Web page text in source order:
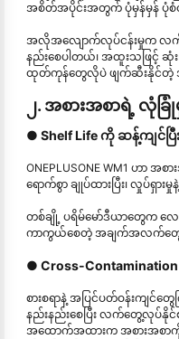
အစိတ်အပိုင်းအတွက် ပုံမှန်မှန် ပုံစံ
အလိုအလျောက်လုပ်ငန်းမှုက လက်လု
နည်းစေပါတယ်၊ အထူးသဖြင့်
ထုတ်ကုန်တွေလိုပဲ ဖျက်ဆီးနိုင်တဲ့
၂. အစားအစာရဲ့ လုံခြုံ
● Shelf Life ကို ဆန့်ကျင်ပြီ
ONEPLUSONE WM1 ဟာ အ
ရောက်စွာ ချုပ်ထားပြီး၊ လှုပ်ရှ
တစ်ချို့ ပရိမ်မော်ဒီယာတွေက လေ
ကာကွယ်စေတဲ့ အချက်အလက်တွ
● Cross-Contamination
စားစရာနဲ့ အပြင်ပတ်ဝန်းကျ
နည်းနည်းစေပြီး လက်တွေ့လုပ်နို
အထောက်အထားက အစားအစာကို